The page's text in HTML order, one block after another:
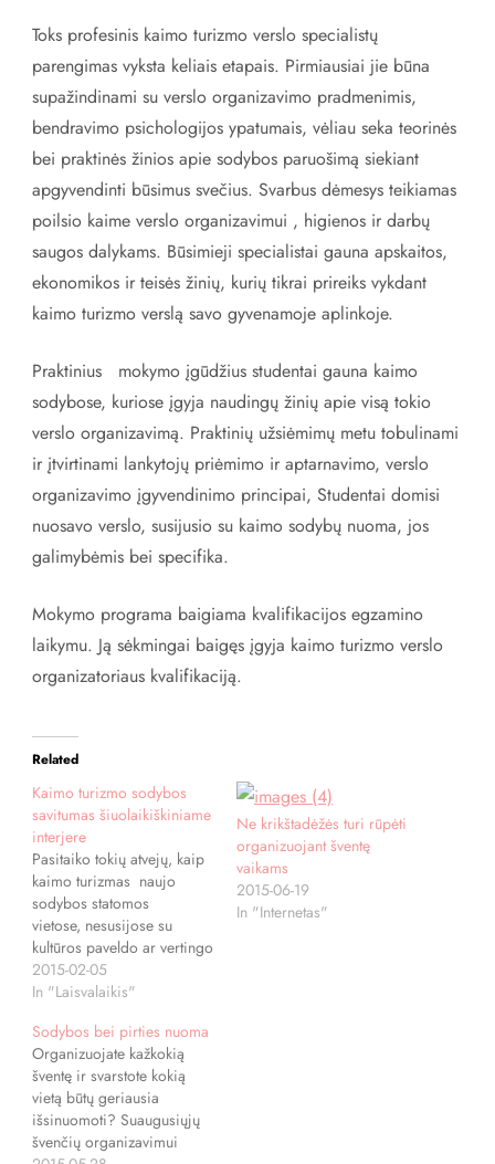
Toks profesinis kaimo turizmo verslo specialistų
parengimas vyksta keliais etapais. Pirmiausiai jie būna
supažindinami su verslo organizavimo pradmenimis,
bendravimo psichologijos ypatumais, vėliau seka teorinės
bei praktinės žinios apie sodybos paruošimą siekiant
apgyvendinti būsimus svečius. Svarbus dėmesys teikiamas
poilsio kaime verslo organizavimui , higienos ir darbų
saugos dalykams. Būsimieji specialistai gauna apskaitos,
ekonomikos ir teisės žinių, kurių tikrai prireiks vykdant
kaimo turizmo verslą savo gyvenamoje aplinkoje.
Praktinius mokymo įgūdžius studentai gauna kaimo
sodybose, kuriose įgyja naudingų žinių apie visą tokio
verslo organizavimą. Praktinių užsiėmimų metu tobulinami
ir įtvirtinami lankytojų priėmimo ir aptarnavimo, verslo
organizavimo įgyvendinimo principai, Studentai domisi
nuosavo verslo, susijusio su kaimo sodybų nuoma, jos
galimybėmis bei specifika.
Mokymo programa baigiama kvalifikacijos egzamino
laikymu. Ją sėkmingai baigęs įgyja kaimo turizmo verslo
organizatoriaus kvalifikaciją.
Related
Kaimo turizmo sodybos
savitumas šiuolaikiškiniame
interjere
Pasitaiko tokių atvejų, kaip
kaimo turizmas naujo
sodybos statomos
vietose, nesusijose su
kultūros paveldo ar vertingo
kraštovaizdžio apsaugos
reglamentais? Koks turi būti
charakteris? Kokiomis
priemonėmis jį reikia kurti?
Nelengvas klausimas.
Nesuvaržyta specialiais
reikalavimais kūrybinė
laisvė dažnai gali painioti.
2015-02-05
In "Laisvalaikis"
Ne krikštadėžės turi rūpėti
organizuojant šventę
vaikams
2015-06-19
In "Internetas"
Sodybos bei pirties nuoma
Organizuojate kažkokią
šventę ir svarstote kokią
vietą būtų geriausia
išsinuomoti? Suaugusiųjų
švenčių organizavimui